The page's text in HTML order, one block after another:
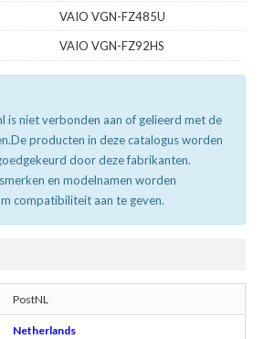
VAIO VGN-FZ485U
VAIO VGN-FZ92HS
is niet verbonden aan of gelieerd met de
producten in deze catalogus worden
door deze fabrikanten.
en modelnamen worden
compatibiliteit aan te geven.
PostNL
Netherlands